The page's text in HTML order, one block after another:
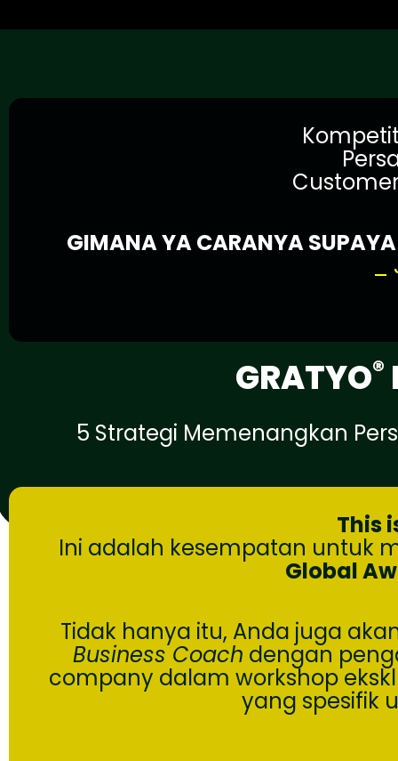
GIMANA YA CARANYA
GRATYO®
5 Strategi Memenangkan
This
Ini adalah kesempatan untuk
Global
Tidak hanya itu, Anda juga
Business Coach dengan
company dalam workshop
yang spesifik